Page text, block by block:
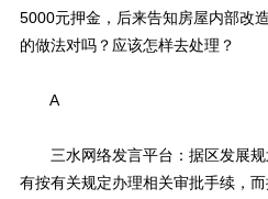
5000元押金，后来告知房屋内部改
的做法对吗？应该怎样去处理？
A
三水网络发言平台：据区发展规
有按有关规定办理相关审批手续，